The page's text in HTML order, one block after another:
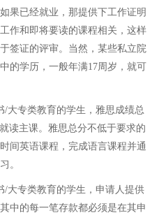
果已经就业，那提供下工作证明
作和即将要读的课程相关，这样
签证的评审。当然，某些私立院
的学历，一般年满17周岁，就可
专类教育的学生，雅思成绩总
读主课。雅思总分不低于要求的
间英语课程，完成语言课程并通
。
专类教育的学生，申请人提供
中的每一笔存款都必须是在其申